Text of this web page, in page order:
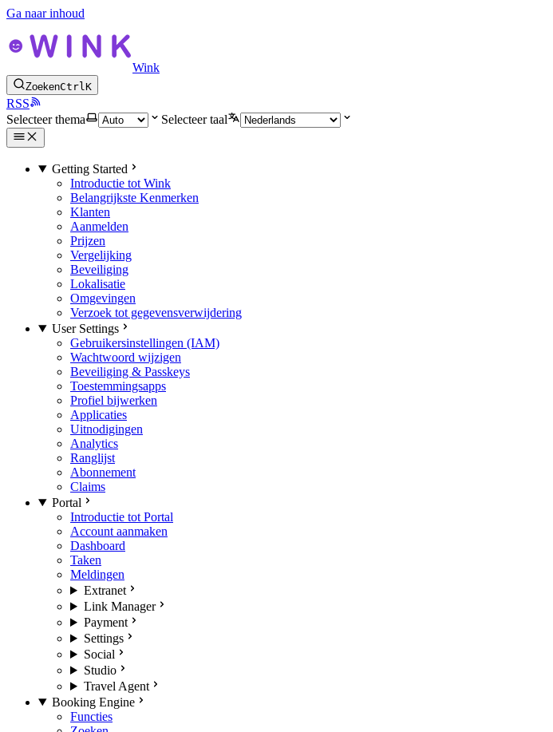
Ga naar inhoud
Wink
ZoekenCtrlK
RSS
Selecteer thema
Selecteer taal
Getting Started
Introductie tot Wink
Belangrijkste Kenmerken
Klanten
Aanmelden
Prijzen
Vergelijking
Beveiliging
Lokalisatie
Omgevingen
Verzoek tot gegevensverwijdering
User Settings
Gebruikersinstellingen (IAM)
Wachtwoord wijzigen
Beveiliging & Passkeys
Toestemmingsapps
Profiel bijwerken
Applicaties
Uitnodigingen
Analytics
Ranglijst
Abonnement
Claims
Portal
Introductie tot Portal
Account aanmaken
Dashboard
Taken
Meldingen
Extranet
Link Manager
Payment
Settings
Social
Studio
Travel Agent
Booking Engine
Functies